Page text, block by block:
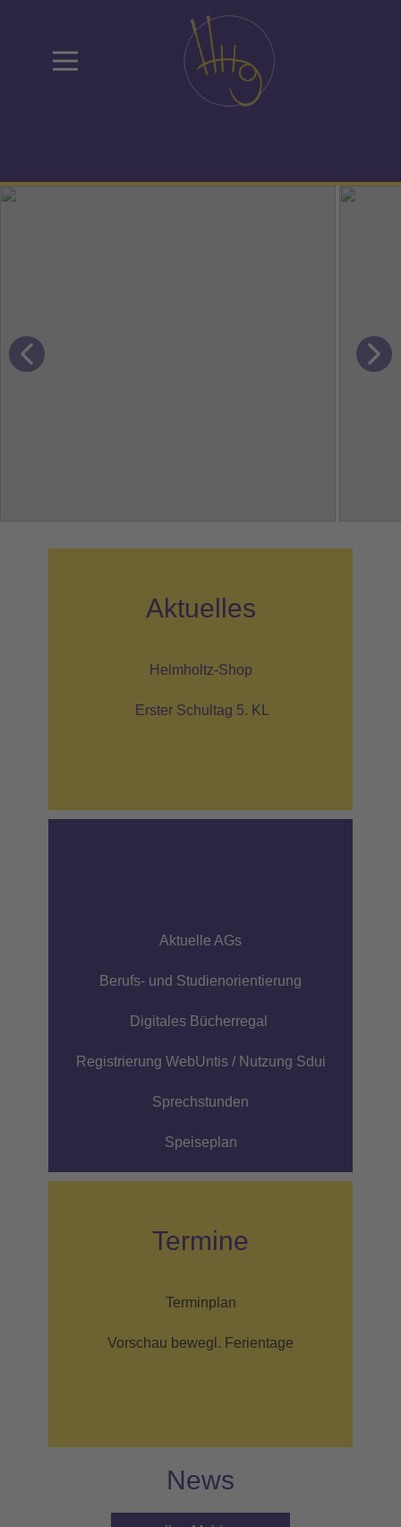
Aktuelles
Helmholtz-Shop
Erster Schultag 5. KL
Aktuelle AGs
Berufs- und Studienorientierung
Digitales Bücherregal
Registrierung WebUntis / Nutzung Sdui
Sprechstunden
Speiseplan
Termine
Terminplan
Vorschau bewegl. Ferientage
News